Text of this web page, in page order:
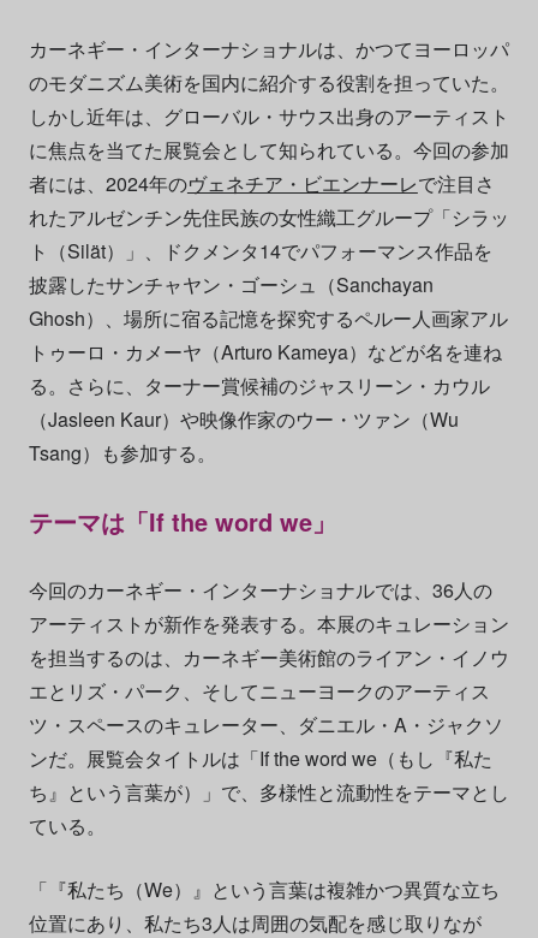
カーネギー・インターナショナルは、かつてヨーロッパ
のモダニズム美術を国内に紹介する役割を担っていた。
しかし近年は、グローバル・サウス出身のアーティスト
に焦点を当てた展覧会として知られている。今回の参加
者には、2024年のヴェネチア・ビエンナーレで注目さ
れたアルゼンチン先住民族の女性織工グループ「シラッ
ト（Silät）」、ドクメンタ14でパフォーマンス作品を
披露したサンチャヤン・ゴーシュ（Sanchayan
Ghosh）、場所に宿る記憶を探究するペルー人画家アル
トゥーロ・カメーヤ（Arturo Kameya）などが名を連ね
る。さらに、ターナー賞候補のジャスリーン・カウル
（Jasleen Kaur）や映像作家のウー・ツァン（Wu
Tsang）も参加する。
テーマは「If the word we」
今回のカーネギー・インターナショナルでは、36人の
アーティストが新作を発表する。本展のキュレーション
を担当するのは、カーネギー美術館のライアン・イノウ
エとリズ・パーク、そしてニューヨークのアーティス
ツ・スペースのキュレーター、ダニエル・A・ジャクソ
ンだ。展覧会タイトルは「If the word we（もし『私た
ち』という言葉が）」で、多様性と流動性をテーマとし
ている。
「『私たち（We）』という言葉は複雑かつ異質な立ち
位置にあり、私たち3人は周囲の気配を感じ取りなが